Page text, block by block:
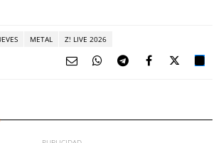
METAL Z! LIVE 2026